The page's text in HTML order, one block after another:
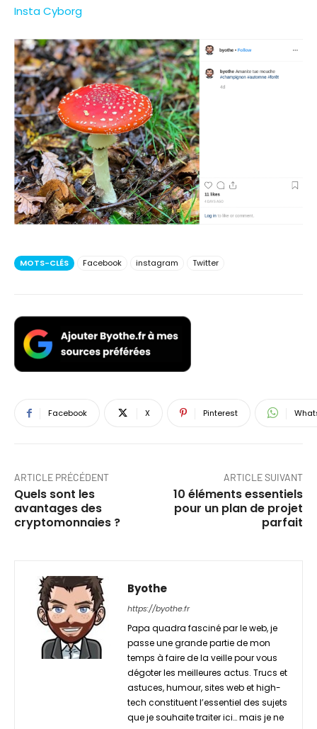
Insta Cyborg
MOTS-CLÉS Facebook instagram Twitter
Facebook X Pinterest
ARTICLE PRÉCÉDENT
Quels sont les
avantages des
cryptomonnaies ?
ARTICLE SUIVANT
10 éléments essentiels
pour un plan de projet
parfait
Byothe
https://byothe.fr
Papa quadra fasciné par le web, je
passe une grande partie de mon
temps à faire de la veille pour vous
dégoter les meilleures actus. Trucs et
astuces, humour, sites web et high-
tech constituent l’essentiel des sujets
que je souhaite traiter ici… mais je ne